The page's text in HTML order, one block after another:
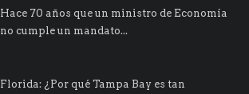
Hace 70 años que un ministro de Economía
no cumple un mandato...
Florida: ¿Por qué Tampa Bay es tan